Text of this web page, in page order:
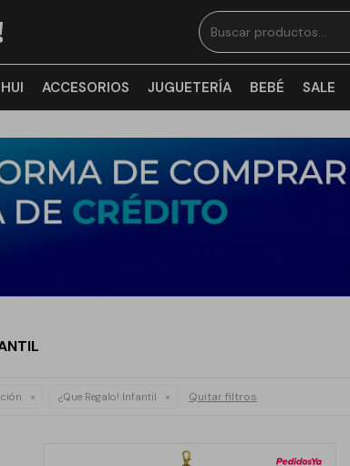
ACCESORIOS JUGUETERÍA BEBÉ SALE
¿Que Regalo! Infantil Quitar filtros